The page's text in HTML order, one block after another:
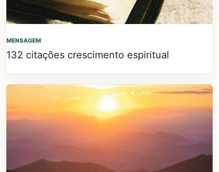
MENSAGEM
132 citações crescimento espiritual